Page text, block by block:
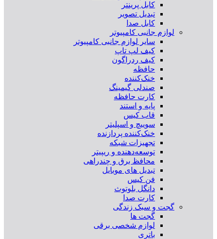
کابل پرینتر
تبدیل تصویر
کابل صدا
لوازم جانبی کامپیوتر
سایر لوازم جانبی کامپیوتر
کیف لپ تاپ
کیف ردراگون
حافظه
خنک‌کننده
صندلی گیمینگ
کارت حافظه
پایه و استند
قاب کیس
سوییچ و اسپلیتر
خنک‌کننده پردازنده
تجهیزات شبکه
توسعه‌دهنده و ریپیتر
محافظ برق و چندراهی
تبدیل های موبایل
فن کیس
دانگل بلوتوث
کارت صدا
گجت و سبک زندگی
گجت ها
لوازم شخصی برقی
باتری